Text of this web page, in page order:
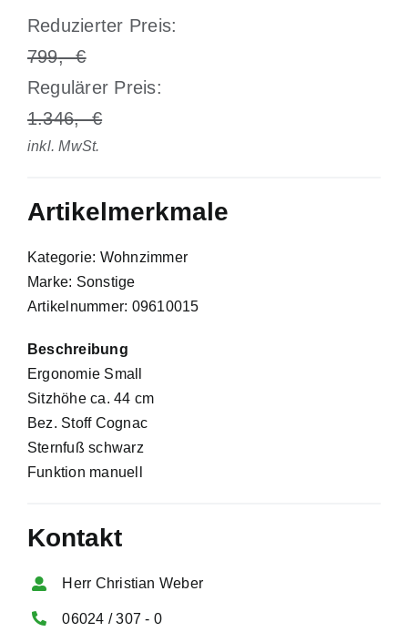
Reduzierter Preis:
799
Regulärer Preis:
1.346
inkl. MwSt.
Artikelmerkmale
Kategorie: Wohnzimmer
Marke: Sonstige
Artikelnummer: 09610015
Beschreibung
Ergonomie Small
Sitzhöhe ca. 44 cm
Bez. Stoff Cognac
Sternfuß schwarz
Funktion manuell
Kontakt
Herr Christian Weber
06024 / 307 - 0